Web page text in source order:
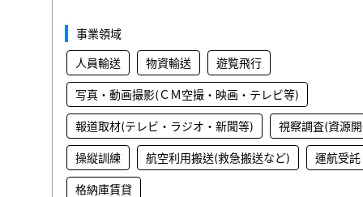
事業領域
人員輸送 物資輸送 遊覧飛行
写真・動画撮影(ＣＭ空撮・映画・テレビ等)
報道取材(テレビ・ラジオ・新聞等) 視察調査(資源
操縦訓練 航空利用搬送(救急搬送など) 運航受託
格納庫賃貸